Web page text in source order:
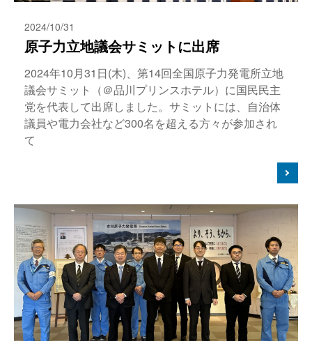
2024/10/31
原子力立地議会サミットに出席
2024年10月31日(木)、第14回全国原子力発電所立地
議会サミット（＠品川プリンスホテル）に国民民主
党を代表して出席しました。サミットには、自治体
議員や電力会社など300名を超える方々が参加され
て